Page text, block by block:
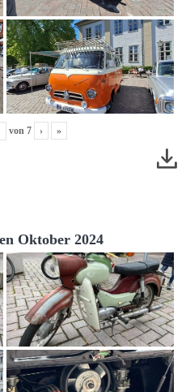
von 7 › »
Oktober 2024